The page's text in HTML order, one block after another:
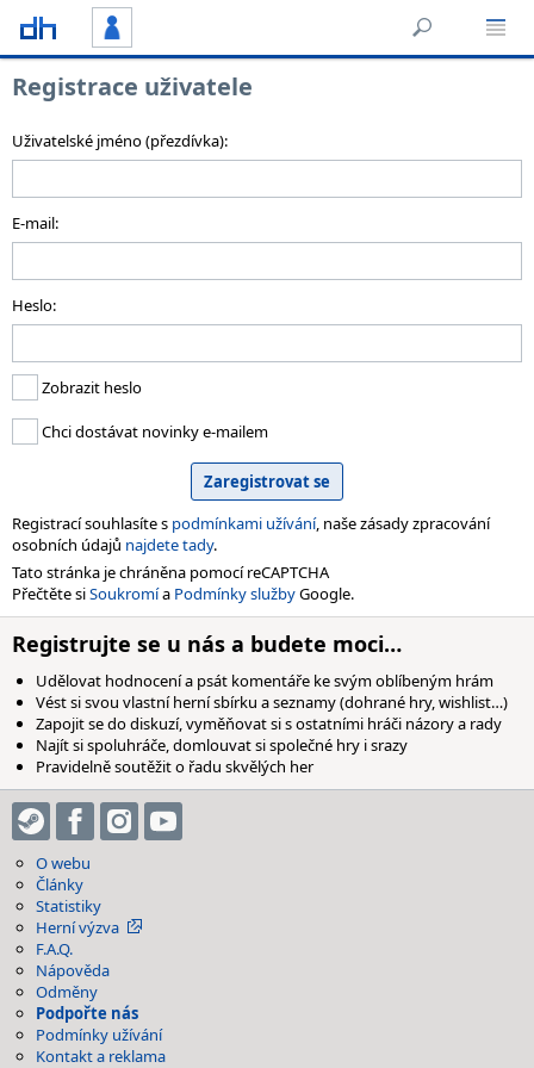
Registrace uživatele
Uživatelské jméno (přezdívka):
E-mail:
Heslo:
Zobrazit heslo
Chci dostávat novinky e-mailem
Registrací souhlasíte s podmínkami užívání, naše zásady zpracování
osobních údajů najdete tady.
Tato stránka je chráněna pomocí reCAPTCHA
Přečtěte siSoukromía Podmínky službyGoogle.
Registrujte se u nás a budete moci…
Udělovat hodnocení a psát komentáře ke svým oblíbeným hrám
Vést si svou vlastní herní sbírku a seznamy (dohrané hry, wishlist…)
Zapojit se do diskuzí, vyměňovat si s ostatními hráči názory a rady
Najít si spoluhráče, domlouvat si společné hry i srazy
Pravidelně soutěžit o řadu skvělých her
O webu
Články
Statistiky
Herní výzva
F.A.Q.
Nápověda
Odměny
Podpořte nás
Podmínky užívání
Kontakt a reklama